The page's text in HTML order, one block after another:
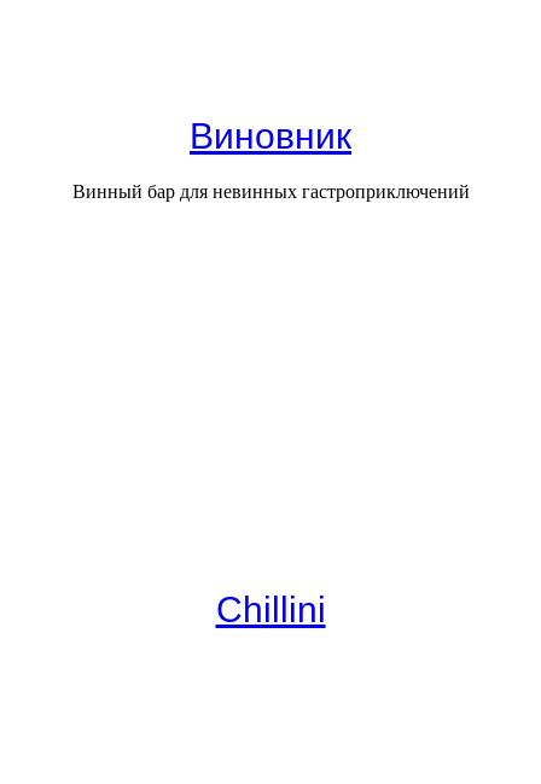
Виновник
Винный бар для невинных гастроприключений
Chillini